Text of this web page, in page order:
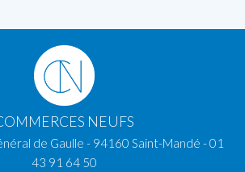
NEUFS
de Gaulle - 94160 Saint-Mandé -01
43 91 64 50